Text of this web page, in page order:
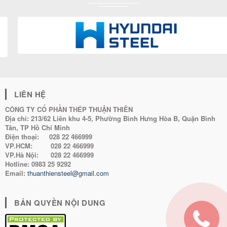
LIÊN HỆ
CÔNG TY CỔ PHẦN THÉP THUẬN THIÊN
Địa chỉ: 213/62 Liên khu 4-5, Phường Bình Hưng Hòa B, Quận Bình
Tân, TP Hồ Chí Minh
Điện thoại:
028 22 466999
VP.HCM:
028 22 466999
VP.Hà Nội:
028 22 466999
Hotline: 0983 25 9292
Email: thuanthiensteel@gmail.com
BẢN QUYỀN NỘI DUNG